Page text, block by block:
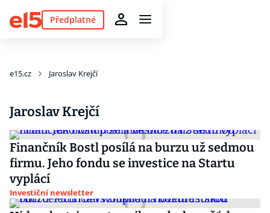
Předplatné
e15.cz Jaroslav Krejčí
Jaroslav Krejčí
Finančník Bostl posílá na burzu už sedmou
firmu. Jeho fondu se investice na Startu
vyplácí
Investiční newsletter